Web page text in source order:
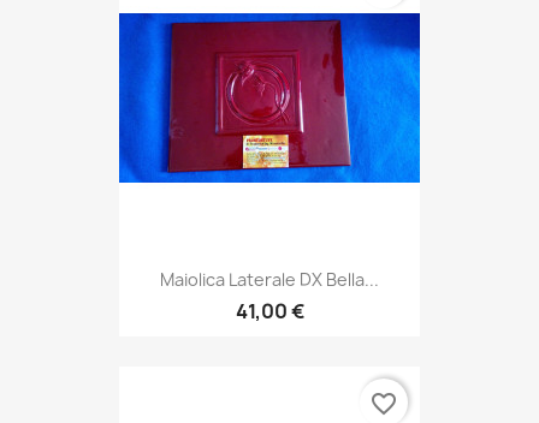
Maiolica Laterale DX Bella...
41,00 €
favorite_border